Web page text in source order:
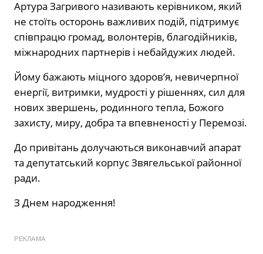
Артура Загривого називають керівником, який
не стоїть осторонь важливих подій, підтримує
співпрацю громад, волонтерів, благодійників,
міжнародних партнерів і небайдужих людей.
Йому бажають міцного здоров’я, невичерпної
енергії, витримки, мудрості у рішеннях, сил для
нових звершень, родинного тепла, Божого
захисту, миру, добра та впевненості у Перемозі.
До привітань долучаються виконавчий апарат
та депутатський корпус Звягельської районної
ради.
З Днем народження!
РЕКЛАМА